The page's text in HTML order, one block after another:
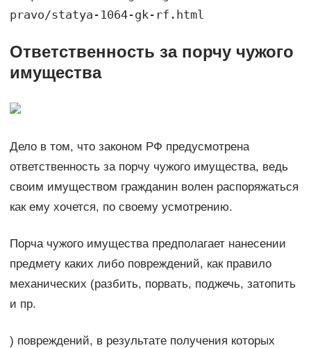
pravo/statya-1064-gk-rf.html
Ответственность за порчу чужого
имущества
Дело в том, что законом РФ предусмотрена
ответственность за порчу чужого имущества, ведь
своим имуществом гражданин волен распоряжаться
как ему хочется, по своему усмотрению.
Порча чужого имущества предполагает нанесении
предмету каких либо повреждений, как правило
механических (разбить, порвать, поджечь, затопить
и пр.
) повреждений, в результате получения которых